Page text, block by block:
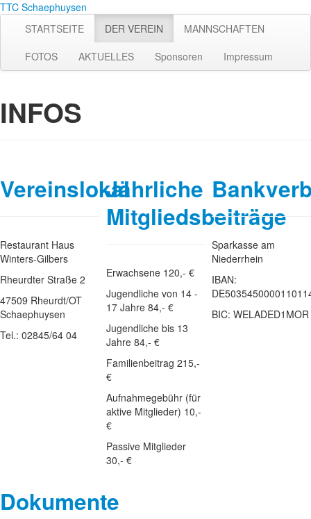
TTC Schaephuysen
STARTSEITE
DER VEREIN
MANNSCHAFTEN
FOTOS
AKTUELLES Sponsoren Impressum
INFOS
Vereinslokal
Restaurant Haus
Winters-Gilbers
Rheurdter Straße 2
47509 Rheurdt/OT
Schaephuysen
Tel.: 02845/64 04
Jährliche
Mitgliedsbeiträge
Erwachsene 120,- €
Jugendliche von 14 -
17 Jahre 84,- €
Jugendliche bis 13
Jahre 84,- €
Familienbeitrag 215,-
€
Aufnahmegebühr (für
aktive Mitglieder) 10,-
€
Passive Mitglieder
30,- €
Sparkasse am
Niederrhein
IBAN:
BIC: WELADED1MOR
Dokumente